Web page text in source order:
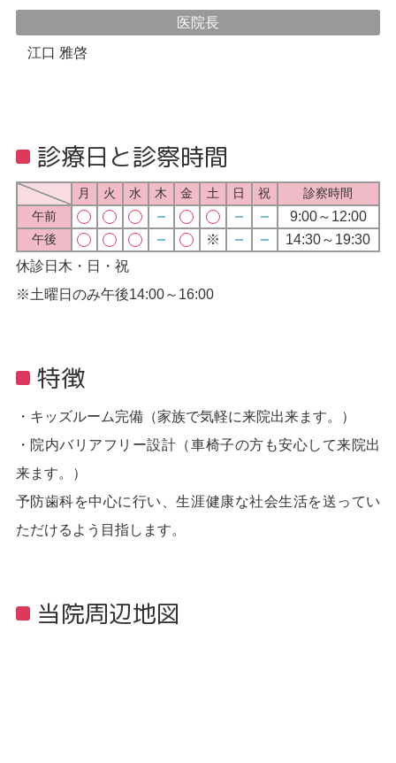
医院長
江口 雅啓
診療日と診察時間
月 火 水 木 金 土 日 祝
診察時間
午前
9:00～12:00
午後
14:30～19:30
休診日 木・日・祝
※土曜日のみ午後14:00～16:00
特徴
・キッズルーム完備（家族で気軽に来院出来ます。）
・院内バリアフリー設計（車椅子の方も安心して来院出
来ます。）
予防歯科を中心に行い、生涯健康な社会生活を送ってい
ただけるよう目指します。
当院周辺地図